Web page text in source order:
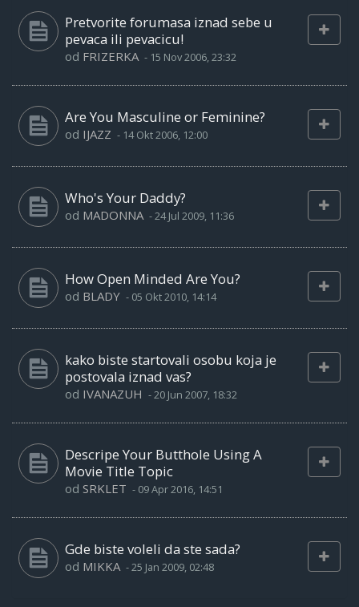
Pretvorite forumasa iznad sebe u
pevaca ili pevacicu!
od FRIZERKA - 15 Nov 2006, 23:32
Are You Masculine or Feminine?
od IJAZZ - 14 Okt 2006, 12:00
Who's Your Daddy?
od MADONNA -24 Jul 2009, 11:36
How Open Minded Are You?
od BLADY - 05 Okt 2010, 14:14
kako biste startovali osobu koja je
postovala iznad vas?
od IVANAZUH -20 Jun 2007, 18:32
Descripe Your Butthole Using A
Movie Title Topic
od SRKLET - 09 Apr 2016, 14:51
Gde biste voleli da ste sada?
od MIKKA -25 Jan 2009, 02:48